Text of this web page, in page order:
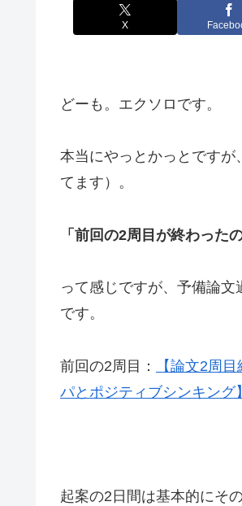
X
どーも。エクソロです。
本当にやっとかっとですが
てます）。
「前回の2周目が終わった
って感じですが、予備論
です。
前回の2周目：
【論文2周
パとポジティブシンキング】
起案の2日間は基本的にそ